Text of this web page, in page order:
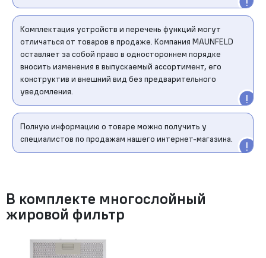
Комплектация устройств и перечень функций могут
отличаться от товаров в продаже. Компания MAUNFELD
оставляет за собой право в одностороннем порядке
вносить изменения в выпускаемый ассортимент, его
конструктив и внешний вид без предварительного
уведомления.
Полную информацию о товаре можно получить у
специалистов по продажам нашего интернет-магазина.
В комплекте многослойный
жировой фильтр